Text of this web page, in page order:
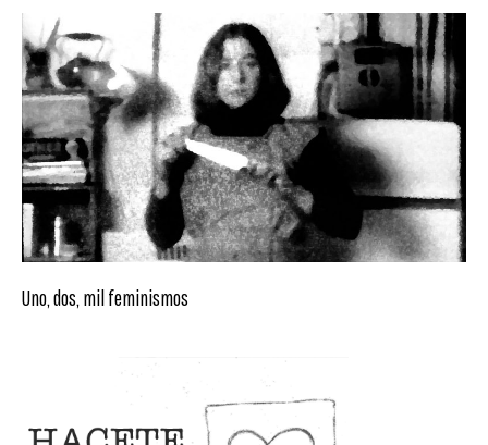
Uno, dos, mil feminismos